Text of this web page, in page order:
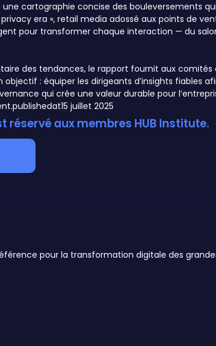
cartographie concise des bouleversements
era », retail media adossé aux points de
pour transformer chaque interaction — du
des tendances, le rapport fournit aux
objectif : équiper les dirigeants d’insights
15 juillet 2025
réservé aux membres HUB Institute.
pour la transformation digitale des